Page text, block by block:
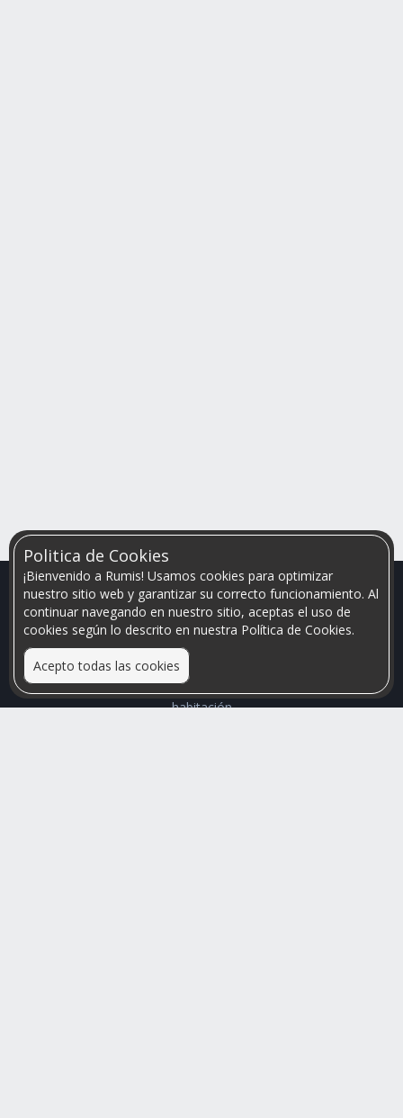
Politica de Cookies
¡Bienvenido a Rumis! Usamos cookies para optimizar
nuestro sitio web y garantizar su correcto funcionamiento. Al
continuar navegando en nuestro sitio, aceptas el uso de
cookies según lo descrito en nuestra Política de Cookies.
Acepto todas las cookies
Relacionamos personas que arriendan con las que buscan una
habitación